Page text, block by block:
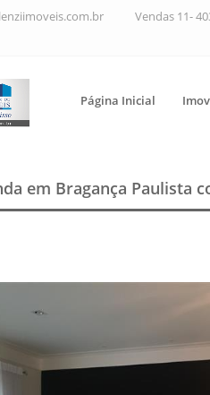
Vendas 11-
Página Inicial
em Bragança Paulista